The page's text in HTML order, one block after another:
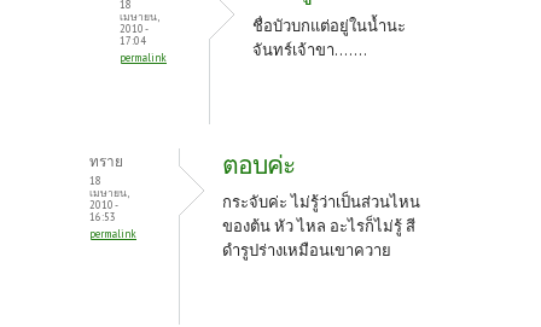
18
เมษายน,
2010 -
17:04
permalink
ชื่อบัวบกแต่อยู่ในน้ำนะ
จันทร์เจ้าขา.......
ทราย
18
เมษายน,
2010 -
16:53
permalink
ตอบค่ะ
กระจับค่ะ ไม่รู้ว่าเป็นส่วนไหน
ของต้น หัว ไหล อะไรก็ไม่รู้ สี
ดำรูปร่างเหมือนเขาควาย